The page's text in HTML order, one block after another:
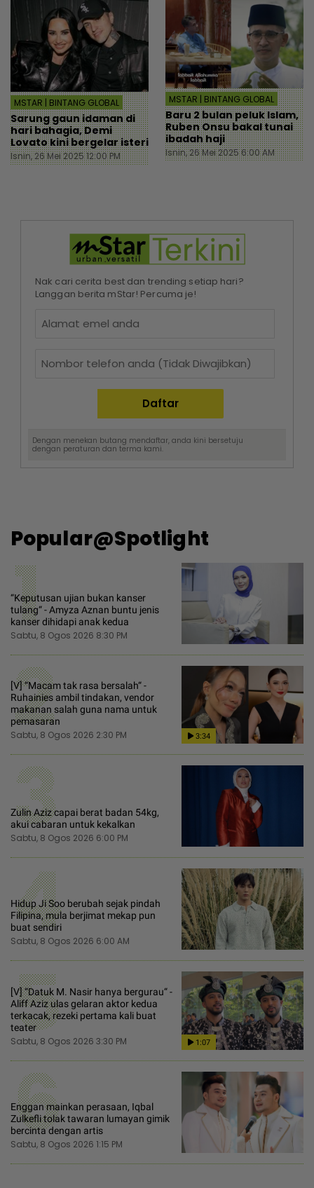
MSTAR | BINTANG GLOBAL
Sarung gaun idaman di
hari bahagia, Demi
Lovato kini bergelar isteri
Isnin, 26 Mei 2025 12:00 PM
MSTAR | BINTANG GLOBAL
Baru 2 bulan peluk Islam,
Ruben Onsu bakal tunai
ibadah haji
Isnin, 26 Mei 2025 6:00 AM
Nak cari cerita best dan trending setiap hari?
Langgan berita mStar! Percuma je!
Dengan menekan butang mendaftar, anda kini bersetuju
dengan peraturan dan terma kami.
Popular@Spotlight
1
“Keputusan ujian bukan kanser
tulang“ - Amyza Aznan buntu jenis
kanser dihidapi anak kedua
Sabtu, 8 Ogos 2026 8:30 PM
2
[V] “Macam tak rasa bersalah“ -
Ruhainies ambil tindakan, vendor
makanan salah guna nama untuk
pemasaran
Sabtu, 8 Ogos 2026 2:30 PM 3:34
3
Zulin Aziz capai berat badan 54kg,
akui cabaran untuk kekalkan
Sabtu, 8 Ogos 2026 6:00 PM
4
Hidup Ji Soo berubah sejak pindah
Filipina, mula berjimat mekap pun
buat sendiri
Sabtu, 8 Ogos 2026 6:00 AM
5
[V] “Datuk M. Nasir hanya bergurau“ -
Aliff Aziz ulas gelaran aktor kedua
terkacak, rezeki pertama kali buat
teater
Sabtu, 8 Ogos 2026 3:30 PM 1:07
6
Enggan mainkan perasaan, Iqbal
Zulkefli tolak tawaran lumayan gimik
bercinta dengan artis
Sabtu, 8 Ogos 2026 1:15 PM